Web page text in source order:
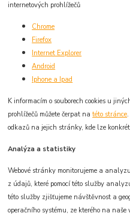
internetových prohlížečů
Chrome
Firefox
Internet Explorer
Android
Iphone a Ipad
K informacím o souborech cookies u
prohlížečů můžete čerpat natéto stránce
odkazů na jejich stránky, kde lze
Analýza a statistiky
Webové stránky monitorujeme a
z údajů, které pomocí této služby
této služby zjišťujeme návštěvnost a
operačního systému, ze kterého na